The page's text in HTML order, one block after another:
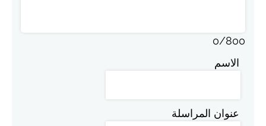
0/800
الاسم
عنوان المراسلة